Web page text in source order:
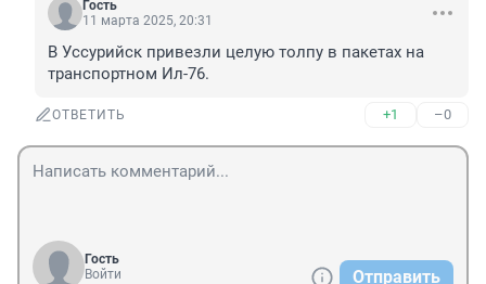
Гость
11 марта 2025, 20:31
В Уссурийск привезли целую толпу в пакетах на
транспортном Ил-76.
ОТВЕТИТЬ +1 –0
Гость
Войти
Отправить